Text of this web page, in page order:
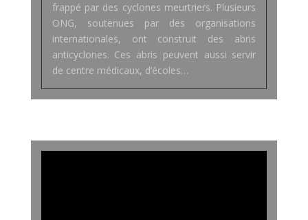
frappé par des cyclones meurtriers. Plusieurs
ONG, soutenues par des organisations
internationales, ont construit des abris
anticyclones. Ces abris peuvent aussi servir
de centre médicaux, d’écoles…